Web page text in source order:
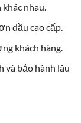
nhau.
dầu cao cấp.
khách hàng.
và bảo hành lâu